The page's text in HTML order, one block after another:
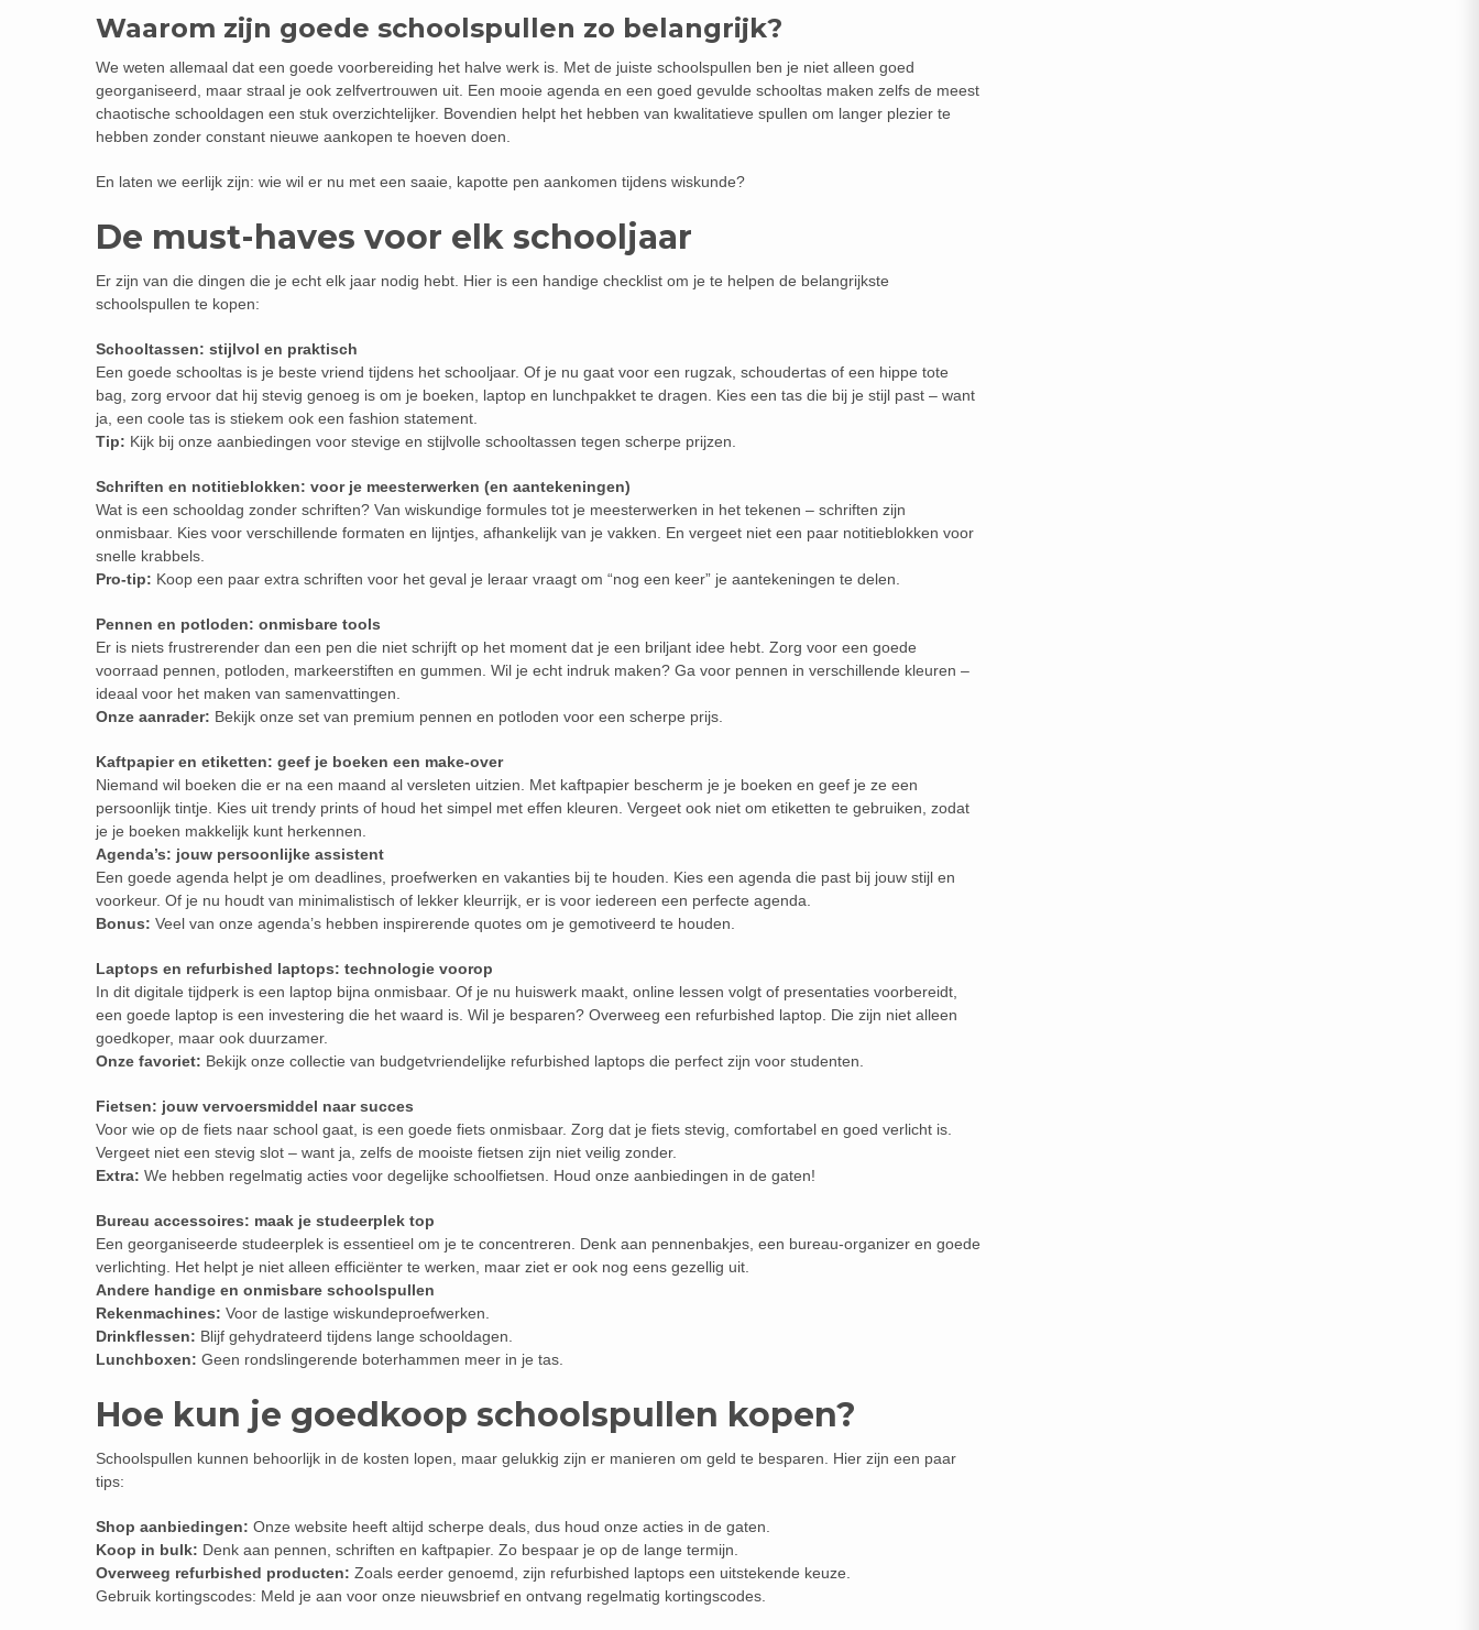
Waarom zijn goede schoolspullen zo belangrijk?
We weten allemaal dat een goede voorbereiding het halve werk is. Met de juiste schoolspullen ben je niet alleen goed
georganiseerd, maar straal je ook zelfvertrouwen uit. Een mooie agenda en een goed gevulde schooltas maken zelfs de meest
chaotische schooldagen een stuk overzichtelijker. Bovendien helpt het hebben van kwalitatieve spullen om langer plezier te
hebben zonder constant nieuwe aankopen te hoeven doen.
En laten we eerlijk zijn: wie wil er nu met een saaie, kapotte pen aankomen tijdens wiskunde?
De must-haves voor elk schooljaar
Er zijn van die dingen die je echt elk jaar nodig hebt. Hier is een handige checklist om je te helpen de belangrijkste
schoolspullen te kopen:
Schooltassen: stijlvol en praktisch
Een goede schooltas is je beste vriend tijdens het schooljaar. Of je nu gaat voor een rugzak, schoudertas of een hippe tote
bag, zorg ervoor dat hij stevig genoeg is om je boeken, laptop en lunchpakket te dragen. Kies een tas die bij je stijl past – want
ja, een coole tas is stiekem ook een fashion statement.
Tip: Kijk bij onze aanbiedingen voor stevige en stijlvolle schooltassen tegen scherpe prijzen.
Schriften en notitieblokken: voor je meesterwerken (en aantekeningen)
Wat is een schooldag zonder schriften? Van wiskundige formules tot je meesterwerken in het tekenen – schriften zijn
onmisbaar. Kies voor verschillende formaten en lijntjes, afhankelijk van je vakken. En vergeet niet een paar notitieblokken voor
snelle krabbels.
Pro-tip: Koop een paar extra schriften voor het geval je leraar vraagt om “nog een keer” je aantekeningen te delen.
Pennen en potloden: onmisbare tools
Er is niets frustrerender dan een pen die niet schrijft op het moment dat je een briljant idee hebt. Zorg voor een goede
voorraad pennen, potloden, markeerstiften en gummen. Wil je echt indruk maken? Ga voor pennen in verschillende kleuren –
ideaal voor het maken van samenvattingen.
Onze aanrader: Bekijk onze set van premium pennen en potloden voor een scherpe prijs.
Kaftpapier en etiketten: geef je boeken een make-over
Niemand wil boeken die er na een maand al versleten uitzien. Met kaftpapier bescherm je je boeken en geef je ze een
persoonlijk tintje. Kies uit trendy prints of houd het simpel met effen kleuren. Vergeet ook niet om etiketten te gebruiken, zodat
je je boeken makkelijk kunt herkennen.
Agenda’s: jouw persoonlijke assistent
Een goede agenda helpt je om deadlines, proefwerken en vakanties bij te houden. Kies een agenda die past bij jouw stijl en
voorkeur. Of je nu houdt van minimalistisch of lekker kleurrijk, er is voor iedereen een perfecte agenda.
Bonus: Veel van onze agenda’s hebben inspirerende quotes om je gemotiveerd te houden.
Laptops en refurbished laptops: technologie voorop
In dit digitale tijdperk is een laptop bijna onmisbaar. Of je nu huiswerk maakt, online lessen volgt of presentaties voorbereidt,
een goede laptop is een investering die het waard is. Wil je besparen? Overweeg een refurbished laptop. Die zijn niet alleen
goedkoper, maar ook duurzamer.
Onze favoriet: Bekijk onze collectie van budgetvriendelijke refurbished laptops die perfect zijn voor studenten.
Fietsen: jouw vervoersmiddel naar succes
Voor wie op de fiets naar school gaat, is een goede fiets onmisbaar. Zorg dat je fiets stevig, comfortabel en goed verlicht is.
Vergeet niet een stevig slot – want ja, zelfs de mooiste fietsen zijn niet veilig zonder.
Extra: We hebben regelmatig acties voor degelijke schoolfietsen. Houd onze aanbiedingen in de gaten!
Bureau accessoires: maak je studeerplek top
Een georganiseerde studeerplek is essentieel om je te concentreren. Denk aan pennenbakjes, een bureau-organizer en goede
verlichting. Het helpt je niet alleen efficiënter te werken, maar ziet er ook nog eens gezellig uit.
Andere handige en onmisbare schoolspullen
Rekenmachines: Voor de lastige wiskundeproefwerken.
Drinkflessen: Blijf gehydrateerd tijdens lange schooldagen.
Lunchboxen: Geen rondslingerende boterhammen meer in je tas.
Hoe kun je goedkoop schoolspullen kopen?
Schoolspullen kunnen behoorlijk in de kosten lopen, maar gelukkig zijn er manieren om geld te besparen. Hier zijn een paar
tips:
Shop aanbiedingen: Onze website heeft altijd scherpe deals, dus houd onze acties in de gaten.
Koop in bulk: Denk aan pennen, schriften en kaftpapier. Zo bespaar je op de lange termijn.
Overweeg refurbished producten: Zoals eerder genoemd, zijn refurbished laptops een uitstekende keuze.
Gebruik kortingscodes: Meld je aan voor onze nieuwsbrief en ontvang regelmatig kortingscodes.